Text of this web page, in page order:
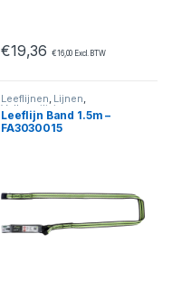
€19,36 €16,00 Excl. BTW
Leeflijnen, Lijnen,
Valbeveiliging
Leeflijn Band 1.5m –
FA3030015